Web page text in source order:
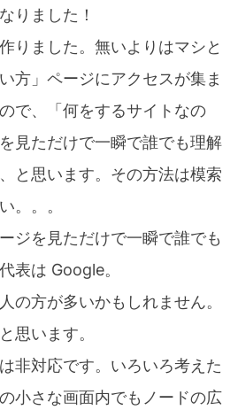
りました！
りました。無いよりはマシと
方」ページにアクセスが集ま
で、「何をするサイトなの
見ただけで一瞬で誰でも理解
と思います。その方法は模索
。。。
ジを見ただけで一瞬で誰でも
表は Google。
の方が多いかもしれません。
思います。
非対応です。いろいろ考えた
小さな画面内でもノードの広